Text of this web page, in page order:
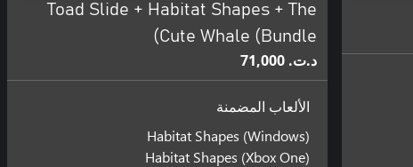
Toad Slide + Habitat Shapes + The
Cute Whale (Bundle)
د.ت.‏ 71,000
الألعاب المضمنة
Habitat Shapes (Windows)
Habitat Shapes (Xbox One)